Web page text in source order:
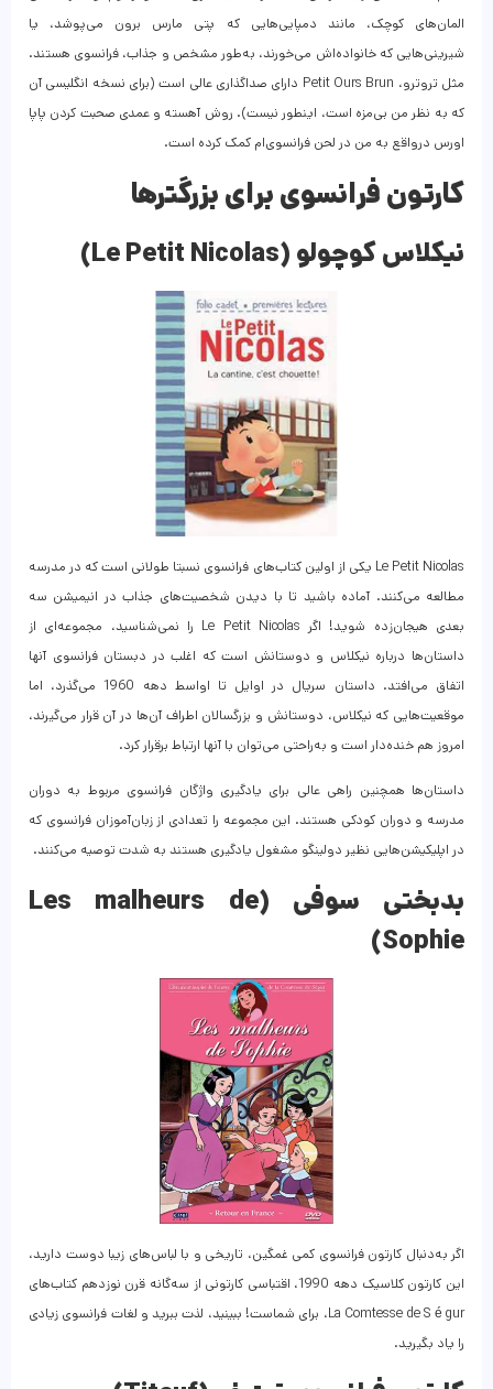
المان‌های کوچک، مانند دمپایی‌هایی که پتی مارس برون می‌پوشد، یا
شیرینی‌هایی که خانواده‌اش می‌خورند، به‌طور مشخص و جذاب، فرانسوی هستند.
مثل تروترو، Petit Ours Brun دارای صداگذاری عالی است (برای نسخه انگلیسی آن
که به نظر من بی‌مزه است، اینطور نیست). روش آهسته و عمدی صحبت کردن پاپا
اورس درواقع به من در لحن فرانسوی‌ام کمک کرده است.
کارتون فرانسوی برای بزرگترها
نیکلاس کوچولو (Le Petit Nicolas)
Le Petit Nicolas یکی از اولین کتاب‌های فرانسوی نسبتا طولانی‌ است که در مدرسه
مطالعه می‌کنند. آماده باشید تا با دیدن شخصیت‌های جذاب در انیمیشن سه
بعدی هیجان‌زده شوید! اگر Le Petit Nicolas را نمی‌شناسید، مجموعه‌ای از
داستان‌ها درباره نیکلاس و دوستانش است که اغلب در دبستان فرانسوی آنها
اتفاق می‌افتد. داستان سریال در اوایل تا اواسط دهه 1960 می‌گذرد، اما
موقعیت‌هایی که نیکلاس، دوستانش و بزرگسالان اطراف آن‌ها در آن قرار می‌گیرند،
امروز هم خنده‌دار است و به‌راحتی می‌توان با آنها ارتباط برقرار کرد.
داستان‌ها همچنین راهی عالی برای یادگیری واژگان فرانسوی مربوط به دوران
مدرسه و دوران کودکی هستند. این مجموعه را تعدادی از زبان‌آموزان فرانسوی که
در اپلیکیشن‌هایی نظیر دولینگو مشغول یادگیری هستند به شدت توصیه می‌کنند.
بدبختی سوفی (Les malheurs de
Sophie)
اگر به‌دنبال کارتون فرانسوی کمی غمگین، تاریخی و با لباس‌های زیبا دوست دارید،
این کارتون کلاسیک دهه 1990، اقتباسی کارتونی از سه‌گانه قرن نوزدهم کتاب‌های
La Comtesse de S é gur، برای شماست! ببینید، لذت ببرید و لغات فرانسوی زیادی
را یاد بگیرید.